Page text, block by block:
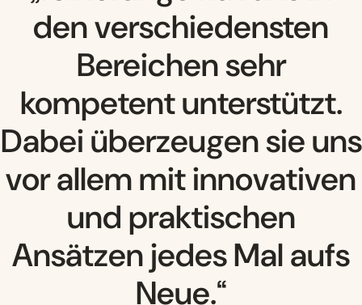
den verschiedensten
Bereichen sehr
kompetent unterstützt.
Dabei überzeugen sie uns
vor allem mit innovativen
und praktischen
Ansätzen jedes Mal aufs
Neue.